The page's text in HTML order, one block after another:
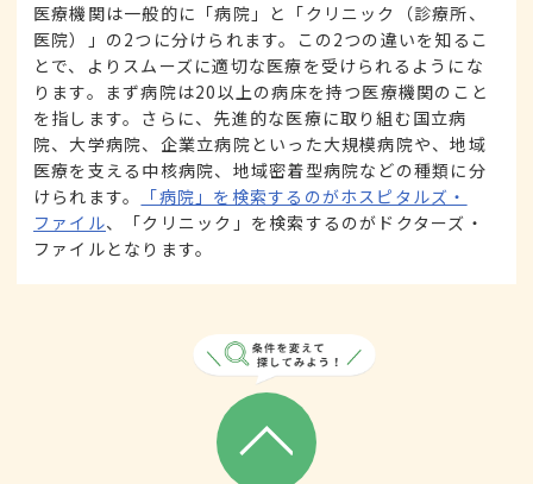
医療機関は一般的に「病院」と「クリニック（診療所、
医院）」の2つに分けられます。この2つの違いを知るこ
とで、よりスムーズに適切な医療を受けられるようにな
ります。まず病院は20以上の病床を持つ医療機関のこと
を指します。さらに、先進的な医療に取り組む国立病
院、大学病院、企業立病院といった大規模病院や、地域
医療を支える中核病院、地域密着型病院などの種類に分
けられます。
「病院」を検索するのがホスピタルズ・
ファイル、「クリニック」を検索するのがドクターズ・
ファイルとなります。